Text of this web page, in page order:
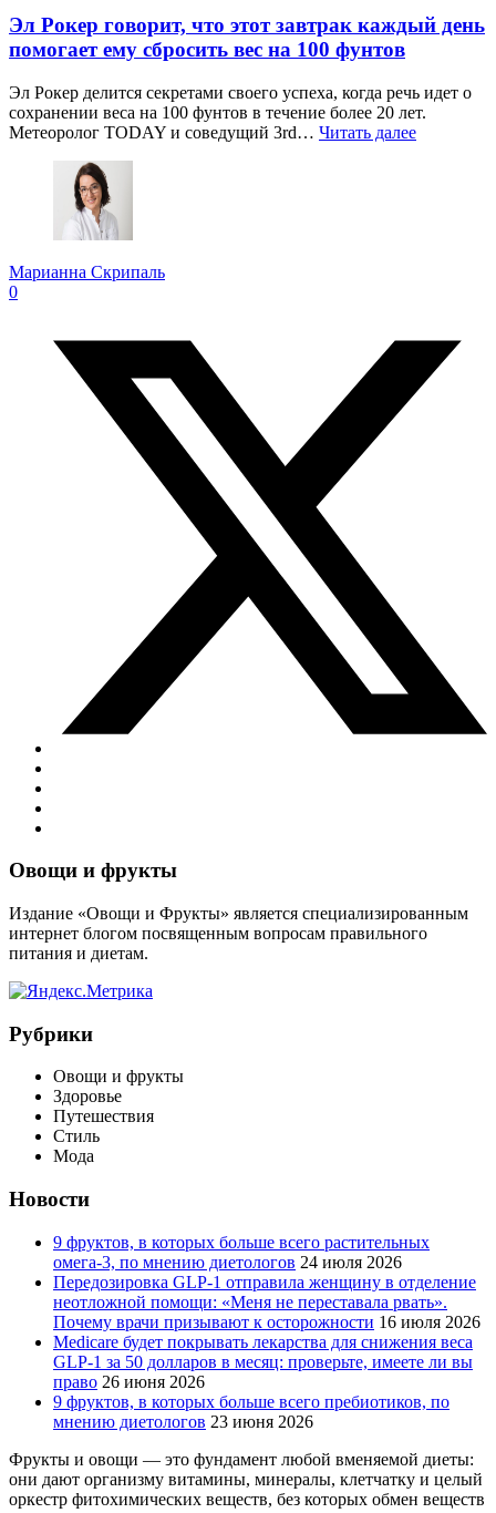
Эл Рокер говорит, что этот завтрак каждый день
помогает ему сбросить вес на 100 фунтов
Эл Рокер делится секретами своего успеха, когда речь идет о
сохранении веса на 100 фунтов в течение более 20 лет.
Метеоролог TODAY и соведущий 3rd… Читать далее
Марианна Скрипаль
0
Виджеты
Овощи и фрукты
Издание «Овощи и Фрукты» является специализированным
интернет блогом посвященным вопросам правильного
питания и диетам.
Рубрики
Овощи и фрукты
Здоровье
Путешествия
Стиль
Мода
Новости
9 фруктов, в которых больше всего растительных
омега-3, по мнению диетологов 24 июля 2026
Передозировка GLP-1 отправила женщину в отделение
неотложной помощи: «Меня не переставала рвать».
Почему врачи призывают к осторожности 16 июля 2026
Medicare будет покрывать лекарства для снижения веса
GLP-1 за 50 долларов в месяц: проверьте, имеете ли вы
право 26 июня 2026
9 фруктов, в которых больше всего пребиотиков, по
мнению диетологов 23 июня 2026
Фрукты и овощи — это фундамент любой вменяемой диеты:
они дают организму витамины, минералы, клетчатку и целый
оркестр фитохимических веществ, без которых обмен веществ